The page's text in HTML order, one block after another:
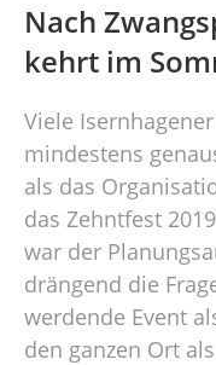
Nach
kehrt im
Viele
mindestens
als das
das Zehntfest
war der
drängend die
werdende Event
den ganzen Ort